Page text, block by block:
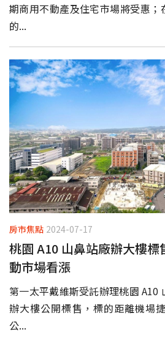
期商用不動產及住宅市場將受惠；
的...
房市焦點 2024-07-17
桃園 A10 山鼻站廠辦大樓標
動市場看漲
第一太平戴維斯受託辦理桃園 A10
辦大樓公開標售，標的距離機場
公...